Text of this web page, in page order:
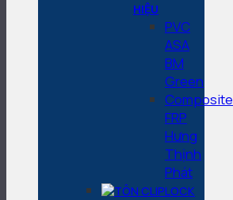
HIỆU
PVC
ASA
BM
Green
Composite
FRP
Hưng
Thịnh
Phát